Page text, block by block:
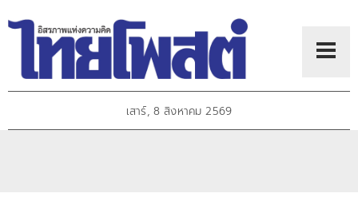
เสาร์, 8 สิงหาคม 2569